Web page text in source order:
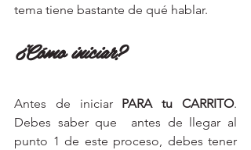
tema tiene bastante de qué hablar.
¿Cómo iniciar?
Antes de iniciar PARA tu CARRITO.
Debes saber que  antes de llegar al
punto 1 de este proceso, debes tener